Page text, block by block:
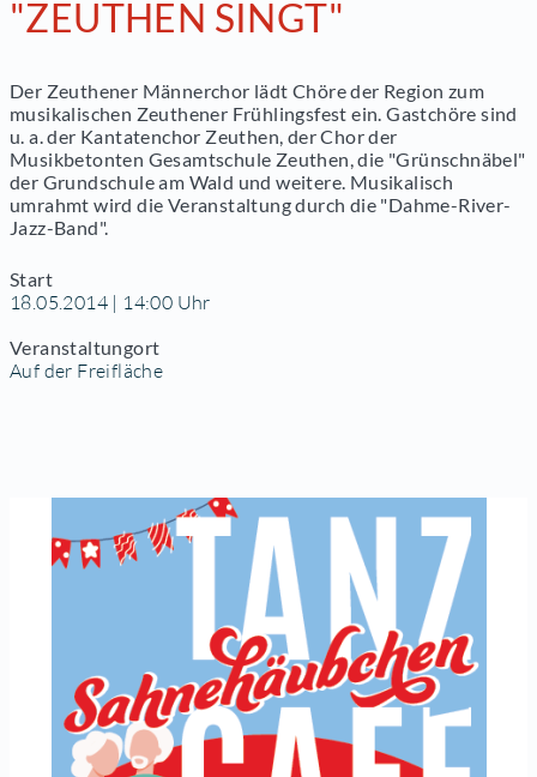
"ZEUTHEN SINGT"
Der Zeuthener Männerchor lädt Chöre der Region zum
musikalischen Zeuthener Frühlingsfest ein. Gastchöre sind
u. a. der Kantatenchor Zeuthen, der Chor der
Musikbetonten Gesamtschule Zeuthen, die "Grünschnäbel"
der Grundschule am Wald und weitere. Musikalisch
umrahmt wird die Veranstaltung durch die "Dahme-River-
Jazz-Band".
Start
18.05.2014 | 14:00 Uhr
Veranstaltungort
Auf der Freifläche